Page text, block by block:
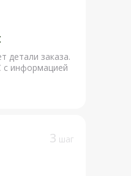
детали заказа.
информацией
3 шаг